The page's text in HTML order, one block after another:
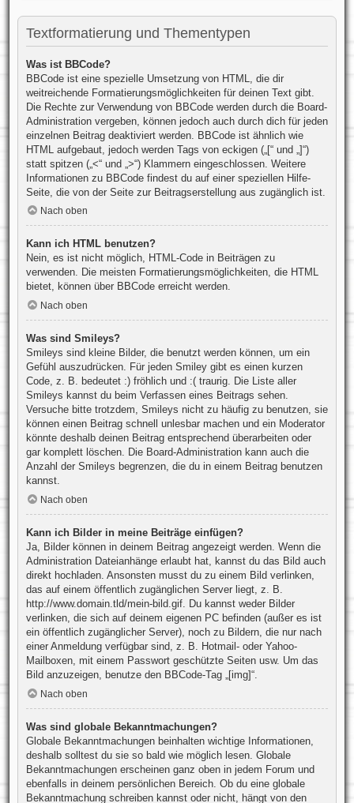
Textformatierung und Thementypen
Was ist BBCode?
BBCode ist eine spezielle Umsetzung von HTML, die dir
weitreichende Formatierungsmöglichkeiten für deinen Text gibt.
Die Rechte zur Verwendung von BBCode werden durch die Board-
Administration vergeben, können jedoch auch durch dich für jeden
einzelnen Beitrag deaktiviert werden. BBCode ist ähnlich wie
HTML aufgebaut, jedoch werden Tags von eckigen („[“ und „]“)
statt spitzen („<“ und „>“) Klammern eingeschlossen. Weitere
Informationen zu BBCode findest du auf einer speziellen Hilfe-
Seite, die von der Seite zur Beitragserstellung aus zugänglich ist.
Nach oben
Kann ich HTML benutzen?
Nein, es ist nicht möglich, HTML-Code in Beiträgen zu
verwenden. Die meisten Formatierungsmöglichkeiten, die HTML
bietet, können über BBCode erreicht werden.
Nach oben
Was sind Smileys?
Smileys sind kleine Bilder, die benutzt werden können, um ein
Gefühl auszudrücken. Für jeden Smiley gibt es einen kurzen
Code, z. B. bedeutet :) fröhlich und :( traurig. Die Liste aller
Smileys kannst du beim Verfassen eines Beitrags sehen.
Versuche bitte trotzdem, Smileys nicht zu häufig zu benutzen, sie
können einen Beitrag schnell unlesbar machen und ein Moderator
könnte deshalb deinen Beitrag entsprechend überarbeiten oder
gar komplett löschen. Die Board-Administration kann auch die
Anzahl der Smileys begrenzen, die du in einem Beitrag benutzen
kannst.
Nach oben
Kann ich Bilder in meine Beiträge einfügen?
Ja, Bilder können in deinem Beitrag angezeigt werden. Wenn die
Administration Dateianhänge erlaubt hat, kannst du das Bild auch
direkt hochladen. Ansonsten musst du zu einem Bild verlinken,
das auf einem öffentlich zugänglichen Server liegt, z. B.
http://www.domain.tld/mein-bild.gif. Du kannst weder Bilder
verlinken, die sich auf deinem eigenen PC befinden (außer es ist
ein öffentlich zugänglicher Server), noch zu Bildern, die nur nach
einer Anmeldung verfügbar sind, z. B. Hotmail- oder Yahoo-
Mailboxen, mit einem Passwort geschützte Seiten usw. Um das
Bild anzuzeigen, benutze den BBCode-Tag „[img]“.
Nach oben
Was sind globale Bekanntmachungen?
Globale Bekanntmachungen beinhalten wichtige Informationen,
deshalb solltest du sie so bald wie möglich lesen. Globale
Bekanntmachungen erscheinen ganz oben in jedem Forum und
ebenfalls in deinem persönlichen Bereich. Ob du eine globale
Bekanntmachung schreiben kannst oder nicht, hängt von den